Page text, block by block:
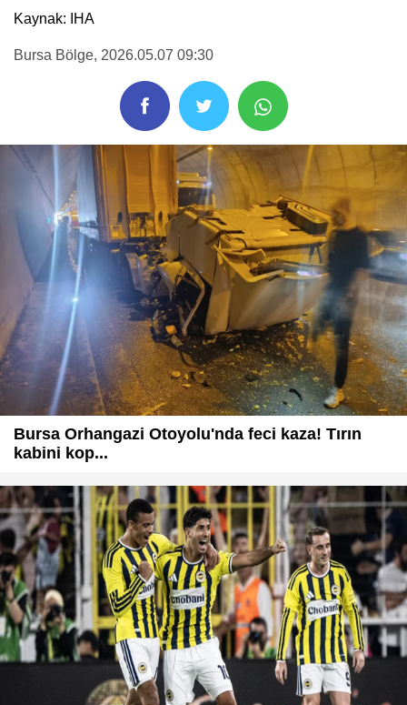
Kaynak: IHA
Bursa Bölge, 2026.05.07 09:30
Bursa Orhangazi Otoyolu'nda feci kaza! Tırın
kabini kop...